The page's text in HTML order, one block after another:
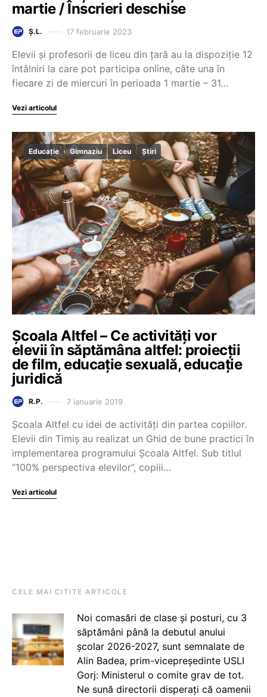
martie / Înscrieri deschise
Ș.L. 17 februarie 2023
Elevii și profesorii de liceu din țară au la dispoziție 12
întâlniri la care pot participa online, câte una în
fiecare zi de miercuri în perioada 1 martie – 31…
Vezi articolul
Educație Gimnaziu Liceu Știri
Școala Altfel – Ce activități vor
elevii în săptămâna altfel: proiecții
de film, educație sexuală, educație
juridică
R.P. 7 ianuarie 2019
Școala Altfel cu idei de activități din partea copiilor.
Elevii din Timiș au realizat un Ghid de bune practici în
implementarea programului Școala Altfel. Sub titlul
“100% perspectiva elevilor”, copiii…
Vezi articolul
CELE MAI CITITE ARTICOLE
Noi comasări de clase și posturi, cu 3
săptămâni până la debutul anului
școlar 2026-2027, sunt semnalate de
Alin Badea, prim-vicepreședinte USLI
Gorj: Ministerul o comite grav de tot.
Ne sună directorii disperați că oamenii